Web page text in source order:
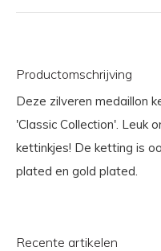
Productomschrijving
Deze zilveren medaillon
'Classic Collection'. Leuk
kettinkjes! De ketting is
plated en gold plated.
Recente artikelen